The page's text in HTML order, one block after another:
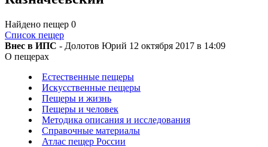
Найдено пещер 0
Список пещер
Внес в ИПС - Долотов Юрий 12 октября 2017 в 14:09
О пещерах
Естественные пещеры
Искусственные пещеры
Пещеры и жизнь
Пещеры и человек
Методика описания и исследования
Справочные материалы
Атлас пещер России